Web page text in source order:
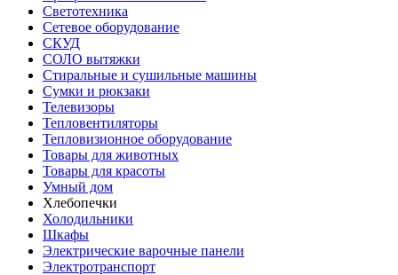
Светотехника
Сетевое оборудование
СКУД
СОЛО вытяжки
Стиральные и сушильные машины
Сумки и рюкзаки
Телевизоры
Тепловентиляторы
Тепловизионное оборудование
Товары для животных
Товары для красоты
Умный дом
Хлебопечки
Холодильники
Шкафы
Электрические варочные панели
Электротранспорт